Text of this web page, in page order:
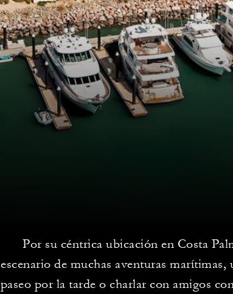
Por su céntrica ubicación en Costa
escenario de muchas aventuras
paseo por la tarde o charlar con amigos